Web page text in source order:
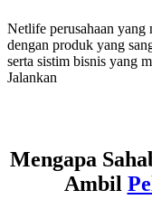
Netlife perusahaan yang
dengan produk yang
serta sistim bisnis yang
Jalankan
Mengapa
Ambil